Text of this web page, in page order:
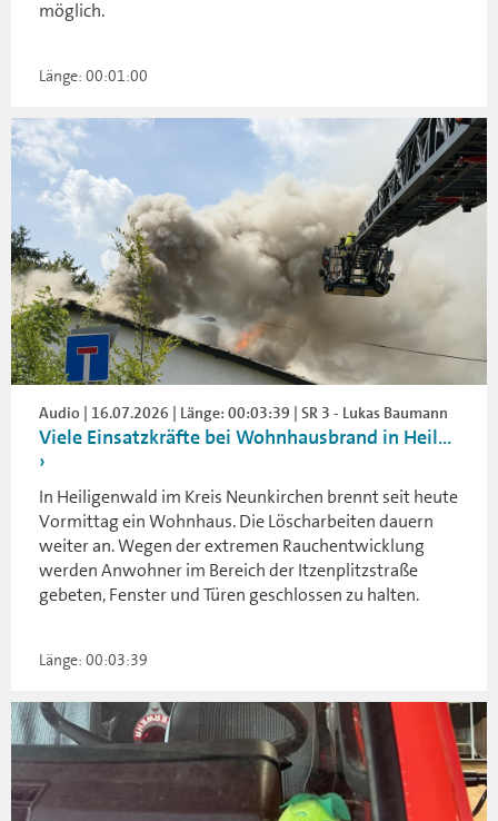
möglich.
Länge: 00:01:00
Audio | 16.07.2026 | Länge: 00:03:39 | SR 3 - Lukas Baumann
Viele Einsatzkräfte bei Wohnhausbrand in Heil...
In Heiligenwald im Kreis Neunkirchen brennt seit heute
Vormittag ein Wohnhaus. Die Löscharbeiten dauern
weiter an. Wegen der extremen Rauchentwicklung
werden Anwohner im Bereich der Itzenplitzstraße
gebeten, Fenster und Türen geschlossen zu halten.
Länge: 00:03:39